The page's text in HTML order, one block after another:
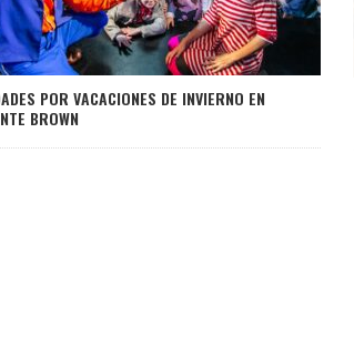
POR VACACIONES DE INVIERNO EN
BROWN